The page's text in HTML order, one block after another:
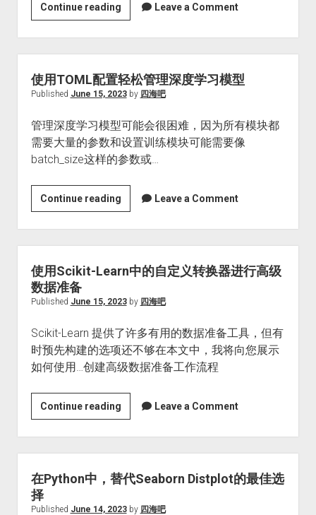
录
使
用
法
Continue reading使
用
OSMnx
进
行
地
空
间
数
析
Leave a Comment
使用TOML配置轻松管理深度学习模型
Published June 15, 2023by 四海吧
管理深度学习模型可能会很困难，因为所有模块都
需要大量的参数和设置训练模块可能需要像
batch_size这样的参数或…
Continue reading使
用
TOML
配
置
松
理
深
度
模
型
Leave a Comment
使用Scikit-Learn中的自定义转换器进行高级
数据准备
Published June 15, 2023by 四海吧
Scikit-Learn 提供了许多有用的数据准备工具，但有
时预先构建的选项还不够在本文中，我将向您展示
如何使用…创建高级数据准备工作流程
Continue reading使
用
Scikit-
Learn
中
自
Leave a Comment
在Python中，替代Seaborn Distplot的最佳选
择
Published June 14, 2023by 四海吧